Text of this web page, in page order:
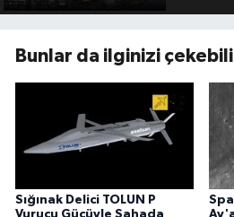
Bunlar da ilginizi
Sığınak Delici TOLUN P